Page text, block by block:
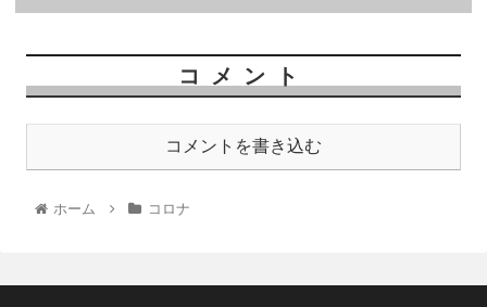
コメント
コメントを書き込む
ホーム コロナ